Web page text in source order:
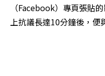
（Facebook）專頁張貼
上抗議長達10分鐘後，便